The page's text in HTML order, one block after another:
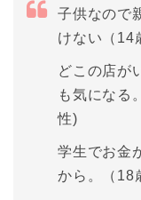
子供なので
けない（14
どこの店が
も気にな
性)
学生でお金
から。（18